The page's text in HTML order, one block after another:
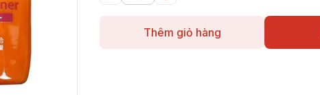
Thêm giỏ hàng